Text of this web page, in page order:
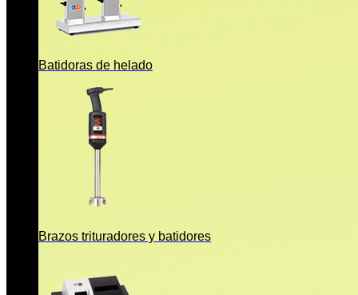
Batidoras de helado
Brazos trituradores y batidores